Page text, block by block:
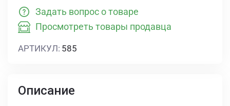
Задать вопрос о товаре
Просмотреть товары продавца
АРТИКУЛ: 585
Описание